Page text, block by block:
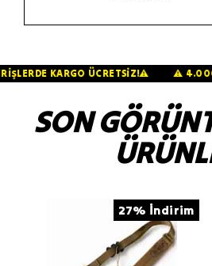
KARGO ÜCRETSİZ!⚠️ ⚠️
SON
27% İndirim